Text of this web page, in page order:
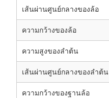
เส้นผ่านศูนย์กลางของล้อ
ความกว้างของล้อ
ความสูงของลำต้น
เส้นผ่านศูนย์กลางของลำต้น
ความกว้างของฐานล้อ